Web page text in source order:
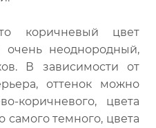
коричневый цвет
очень неоднородный,
В зависимости от
оттенок можно
коричневого, цвета
самого темного, цвета